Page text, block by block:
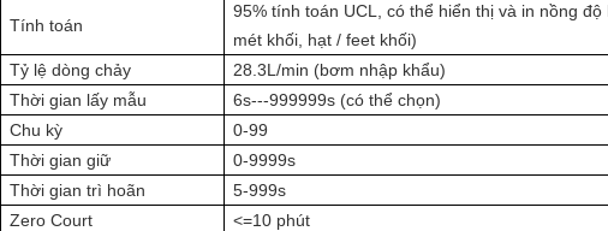
Tính toán
95% tính toán UCL, có thể hiển thị và in nồng độ
mét khối, hạt / feet khối)
Tỷ lệ dòng chảy
28.3L/min (bơm nhập khẩu)
Thời gian lấy mẫu
6s---999999s (có thể chọn)
Chu kỳ
0-99
Thời gian giữ
0-9999s
Thời gian trì hoãn
5-999s
Zero Court
<=10 phút